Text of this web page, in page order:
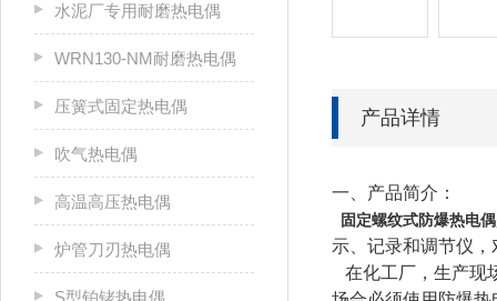
水泥厂专用耐磨热电偶
WRN130-NM耐磨热电偶
压簧式固定热电偶
吹气热电偶
高温高压热电偶
炉管刀刃热电偶
S型铂铑热电偶
产品详情
一、产品简介：
固定螺纹式防爆热电偶
示、记录和调节仪
在化工厂，生产现